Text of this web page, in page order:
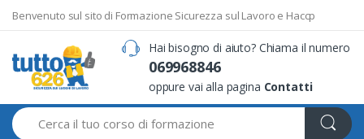
Benvenuto sul sito di Formazione Sicurezza sul Lavoro e Haccp
Hai bisogno di aiuto? Chiama il numero
069968846
oppure vai alla pagina Contatti
Search